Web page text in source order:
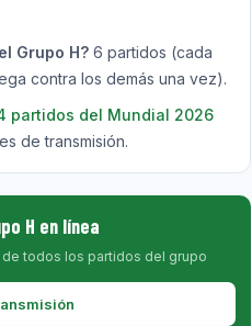
Grupo H? 6 partidos (cada
contra los demás una vez).
partidos del Mundial 2026
de transmisión.
H en línea
todos los partidos del grupo